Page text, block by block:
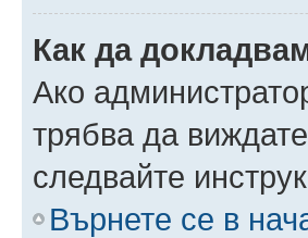
Как да
Ако
трябва да
следвайте
Върнете се в